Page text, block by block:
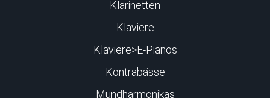
Klarinetten
Klaviere
Klaviere>E-Pianos
Kontrabässe
Mundharmonikas